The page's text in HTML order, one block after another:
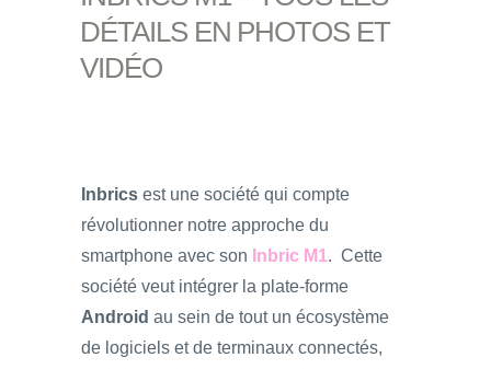
DÉTAILS EN PHOTOS ET
VIDÉO
Inbrics est une société qui compte
révolutionner notre approche du
smartphone avec son Inbric M1. Cette
société veut intégrer la plate-forme
Android au sein de tout un écosystème
de logiciels et de terminaux connectés,